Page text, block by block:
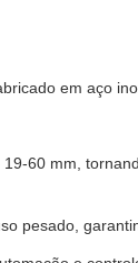
em aço
60 mm,
pesado,